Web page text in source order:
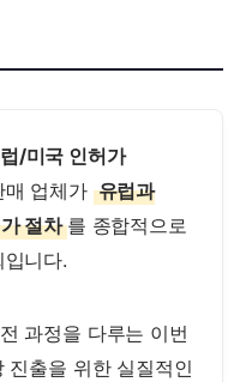
/미국 인허가
업체가 유럽과
절차를 종합적으로
니다.
과정을 다루는 이번
진출을 위한 실질적인